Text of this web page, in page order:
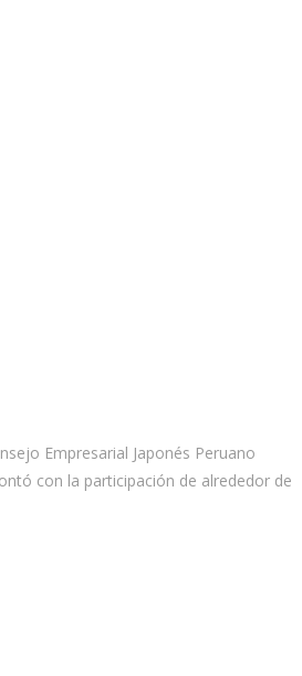
Empresarial Japonés Peruano
con la participación de alrededor de